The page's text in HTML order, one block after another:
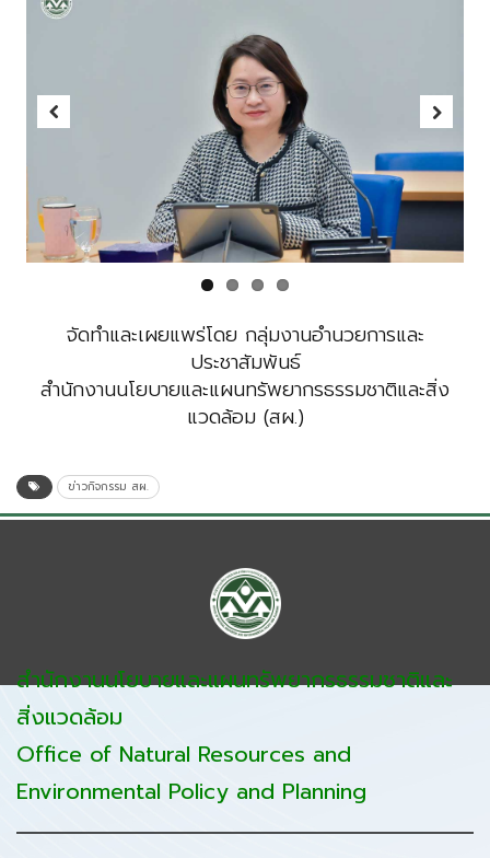
Next
จัดทำและเผยแพร่โดย กลุ่มงานอำนวยการและ
ประชาสัมพันธ์
สำนักงานนโยบายและแผนทรัพยากรธรรมชาติและสิ่ง
แวดล้อม (สผ.)
ข่าวกิจกรรม สผ.
สำนักงานนโยบายและแผนทรัพยากรธรรมชาติและ
สิ่งแวดล้อม
Office of Natural Resources and
Environmental Policy and Planning